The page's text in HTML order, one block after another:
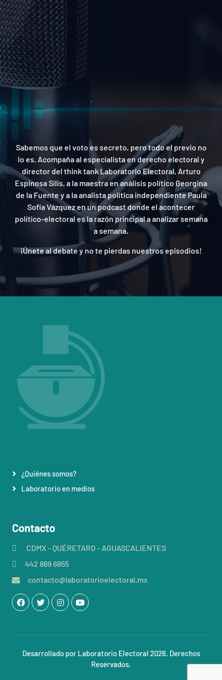
Sabemos que el voto es secreto, pero todo el previo no
lo es. Acompaña al especialista en derecho electoral y
director del think tank Laboratorio Electoral, Arturo
Espinosa Silis, a la maestra en análisis político Georgina
de la Fuente y a la analista política independiente Paula
Sofía Vázquez en un podcast donde el acontecer
político-electoral es la razón principal a analizar semana
a semana.
¡Únete al debate y no te pierdas nuestros episodios!
¿Quiénes somos?
Laboratorio en medios
Contacto
CDMX - QUÉRETARO - AGUASCALIENTES
442 869 6855
contacto@laboratorioelectoral.mx
Desarrollado por Laboratorio Electoral 2026. Derechos
Reservados.